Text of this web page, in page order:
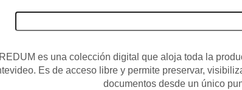
REDUM es una colección digital que aloja toda la
Es de acceso libre y permite preservar,
documentos desde un único